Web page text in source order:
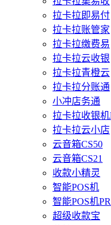
拉卡拉即易付
拉卡拉账管家
拉卡拉缴费易
拉卡拉云收银
拉卡拉青橙云
拉卡拉分账通
小冲店务通
拉卡拉收银机
拉卡拉云小店
云音箱CS50
云音箱CS21
收款小精灵
智能POS机
智能POS机
超级收款宝